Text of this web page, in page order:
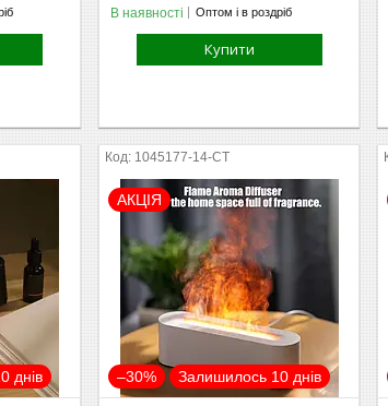
В наявності Оптом і в роздріб
Купити
днів
1045177-14-СТ
АКЦІЯ
–30% Залишилось 10 днів